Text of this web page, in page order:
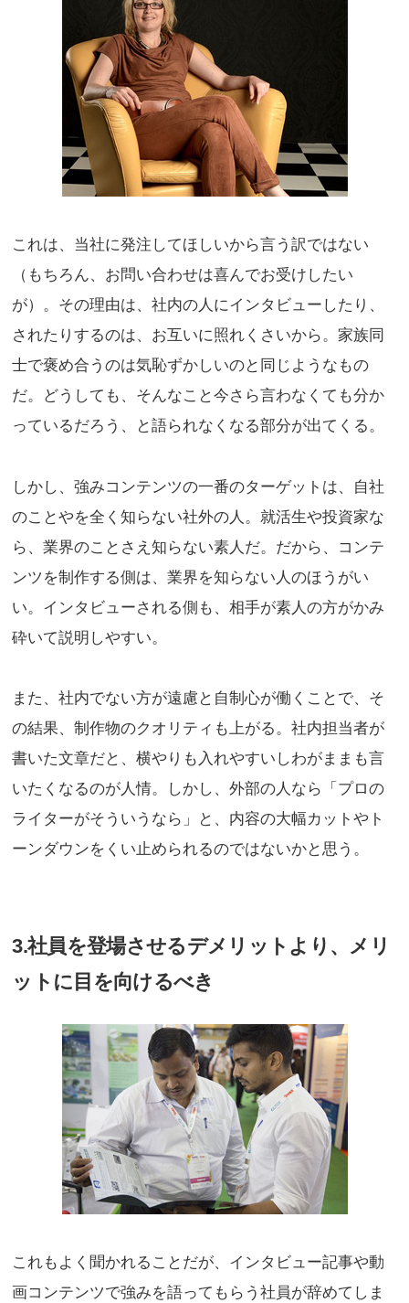
これは、当社に発注してほしいから言う訳ではない
（もちろん、お問い合わせは喜んでお受けしたい
が）。その理由は、社内の人にインタビューしたり、
されたりするのは、お互いに照れくさいから。家族同
士で褒め合うのは気恥ずかしいのと同じようなもの
だ。どうしても、そんなこと今さら言わなくても分か
っているだろう、と語られなくなる部分が出てくる。
しかし、強みコンテンツの一番のターゲットは、自社
のことやを全く知らない社外の人。就活生や投資家な
ら、業界のことさえ知らない素人だ。だから、コンテ
ンツを制作する側は、業界を知らない人のほうがい
い。インタビューされる側も、相手が素人の方がかみ
砕いて説明しやすい。
また、社内でない方が遠慮と自制心が働くことで、そ
の結果、制作物のクオリティも上がる。社内担当者が
書いた文章だと、横やりも入れやすいしわがままも言
いたくなるのが人情。しかし、外部の人なら「プロの
ライターがそういうなら」と、内容の大幅カットやト
ーンダウンをくい止められるのではないかと思う。
3.社員を登場させるデメリットより、メリ
ットに目を向けるべき
これもよく聞かれることだが、インタビュー記事や動
画コンテンツで強みを語ってもらう社員が辞めてしま